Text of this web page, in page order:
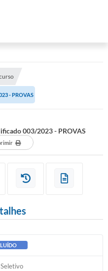
- PROVAS
003/2023 - PROVAS